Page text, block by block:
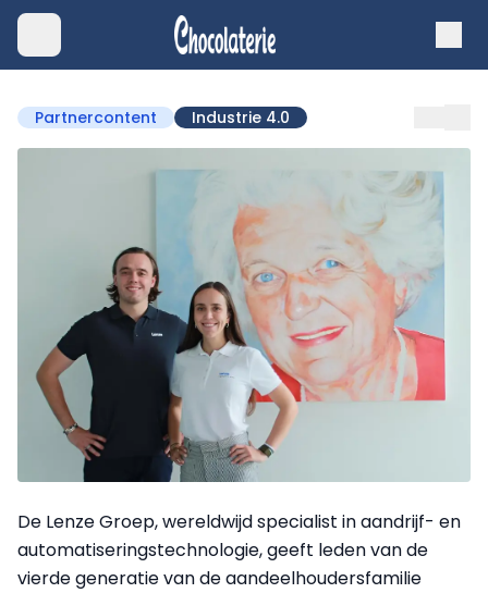
Partnercontent Industrie 4.0
De Lenze Groep, wereldwijd specialist in aandrijf- en
automatiseringstechnologie, geeft leden van de
vierde generatie van de aandeelhoudersfamilie